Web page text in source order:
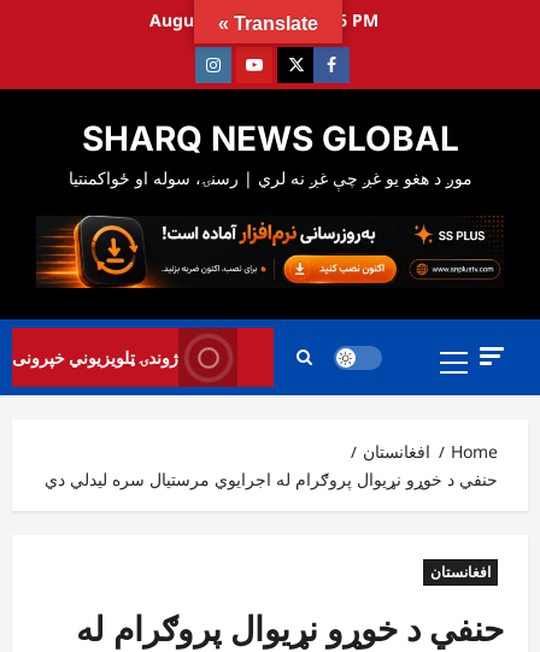
August 6, 2026 3:39:57 PM
Facebook
Twitter
Youtube
Instagram
SHARQ NEWS GLOBAL
Primary
ژوندۍ ټلویزیوني خپرونی
Home
افغانستان
حنفي د خوړو نړیوال پروګرام له اجرایوي مرستیال سره لیدلي دي
افغانستان
حنفي د خوړو نړیوال پروګرام له
Translate »